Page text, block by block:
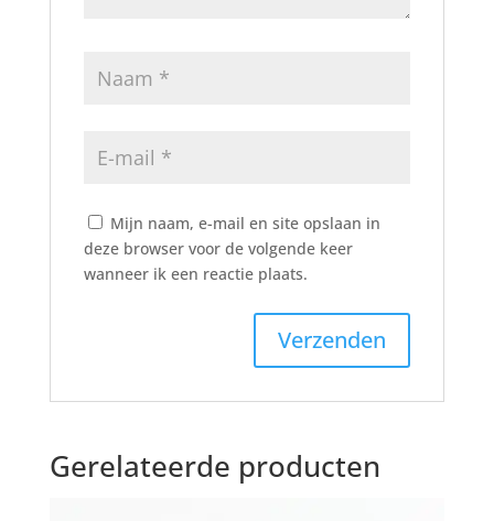
Mijn naam, e-mail en site opslaan in
deze browser voor de volgende keer
wanneer ik een reactie plaats.
Gerelateerde producten